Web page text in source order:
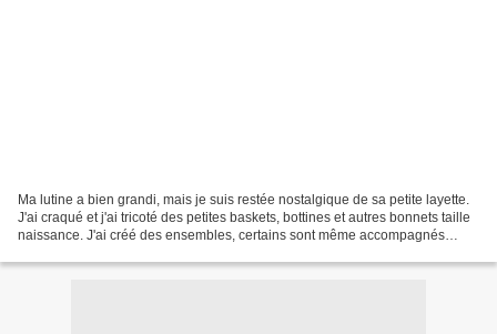
Ma lutine a bien grandi, mais je suis restée nostalgique de sa petite layette.
J'ai craqué et j'ai tricoté des petites baskets, bottines et autres bonnets taille
naissance. J'ai créé des ensembles, certains sont même accompagnés